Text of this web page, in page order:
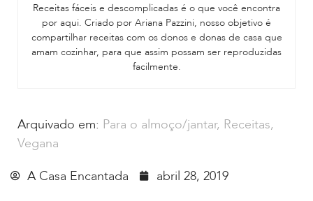
Receitas fáceis e descomplicadas é o que você encontra
por aqui. Criado por Ariana Pazzini, nosso objetivo é
compartilhar receitas com os donos e donas de casa que
amam cozinhar, para que assim possam ser reproduzidas
facilmente.
Arquivado em: Para o almoço/jantar, Receitas,
Vegana
A Casa Encantada
abril 28, 2019